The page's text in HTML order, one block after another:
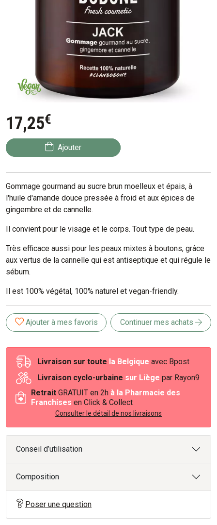
17,25€
Ajouter
Gommage gourmand au sucre brun moelleux et épais, à
l'huile d'amande douce pressée à froid et aux épices de
gingembre et de cannelle.
Il convient pour le visage et le corps. Tout type de peau.
Très efficace aussi pour les peaux mixtes à boutons, grâce
aux vertus de la cannelle qui est antiseptique et qui régule le
sébum.
Il est 100% végétal, 100% naturel et vegan-friendly.
Ajouter à mes favoris Continuer mes achats
Livraison sur toute la Belgique avec Bpost
Livraison cyclo-urbaine sur Liège par Rayon9
Retrait GRATUIT en 2h à la Pharmacie des
Franchises en Click & Collect
Consulter le détail de nos livraisons
Conseil d’utilisation
Composition
Poser une question